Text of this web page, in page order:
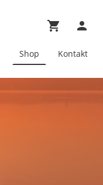
Shop Kontakt